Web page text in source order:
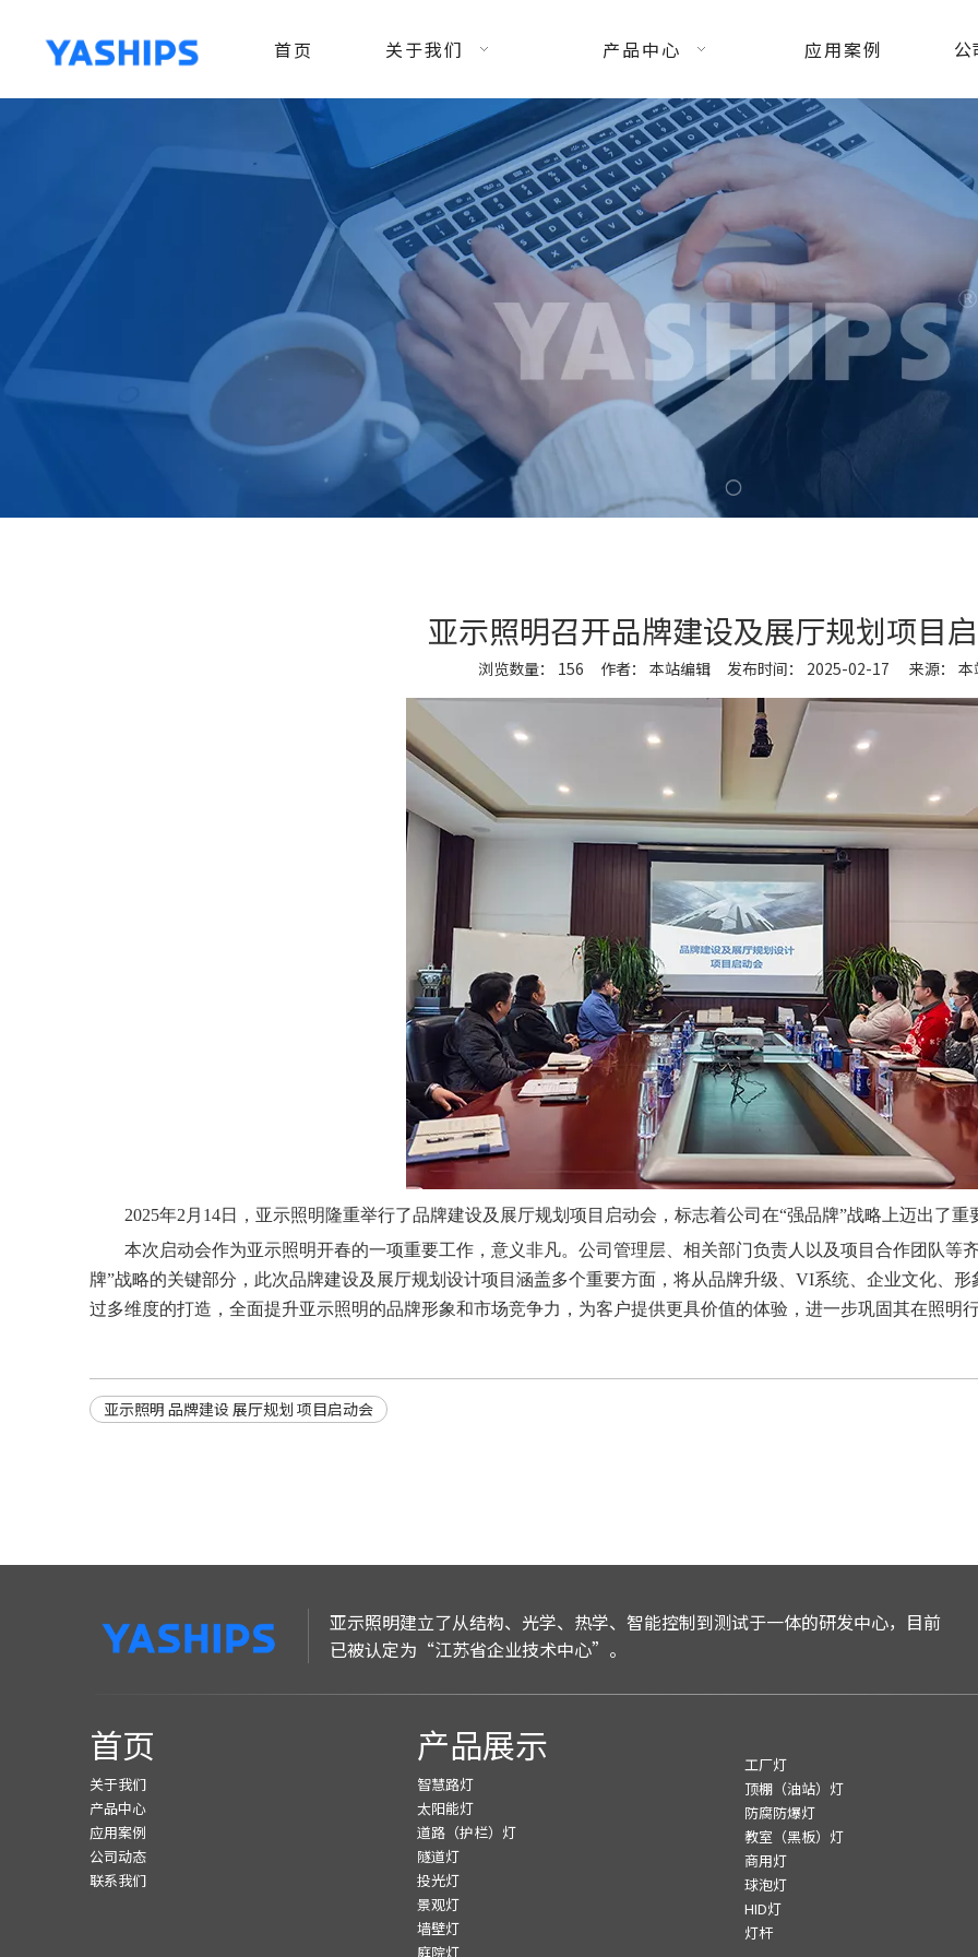
首页 关于我们 产品中心 应用案例 公
亚示照明召开品牌建设及展厅规划项目
浏览数量： 156 作者： 本站编辑 发布时间： 2025-02-17 来源： 本
["wechat","weibo","qzone","douban","email"]
2025年2月14日，亚示照明隆重举行了品牌建设及展厅规划项目启动会，标志着公司在“强品牌”战略上迈出了重
本次启动会作为亚示照明开春的一项重要工作，意义非凡。公司管理层、相关部门负责人以及项目合作团队等
牌”战略的关键部分，此次品牌建设及展厅规划设计项目涵盖多个重要方面，将从品牌升级、VI系统、企业文化、
过多维度的打造，全面提升亚示照明的品牌形象和市场竞争力，为客户提供更具价值的体验，进一步巩固其在照明
亚示照明 品牌建设 展厅规划 项目启动会
亚示照明建立了从结构、光学、热学、智能控制到测试于一体的研发中心，目前
已被认定为“江苏省企业技术中心”。
首页
关于我们
产品中心
应用案例
公司动态
联系我们
产品展示
智慧路灯
太阳能灯
道路（护栏）灯
隧道灯
投光灯
景观灯
墙壁灯
庭院灯
工厂灯
顶棚（油站）灯
防腐防爆灯
教室（黑板）灯
商用灯
球泡灯
HID灯
灯杆